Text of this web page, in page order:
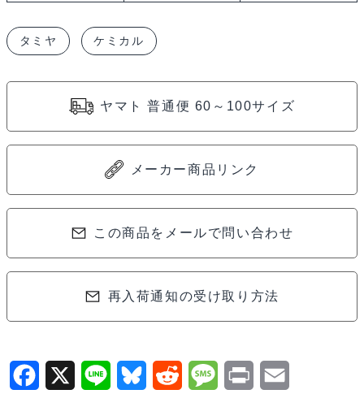
コ
#1000000
個
タミヤ ケミカル
ヤマト 普通便 60～100サイズ
メーカー商品リンク
この商品をメールで問い合わせ
再入荷通知の受け取り方法
X B R M P